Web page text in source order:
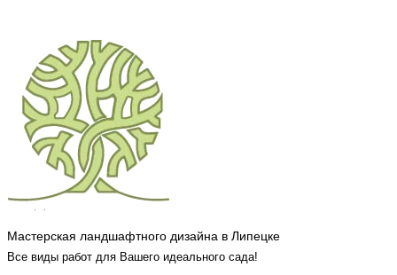
Мастерская ландшафтного дизайна в Липецке
Все виды работ для Вашего идеального сада!